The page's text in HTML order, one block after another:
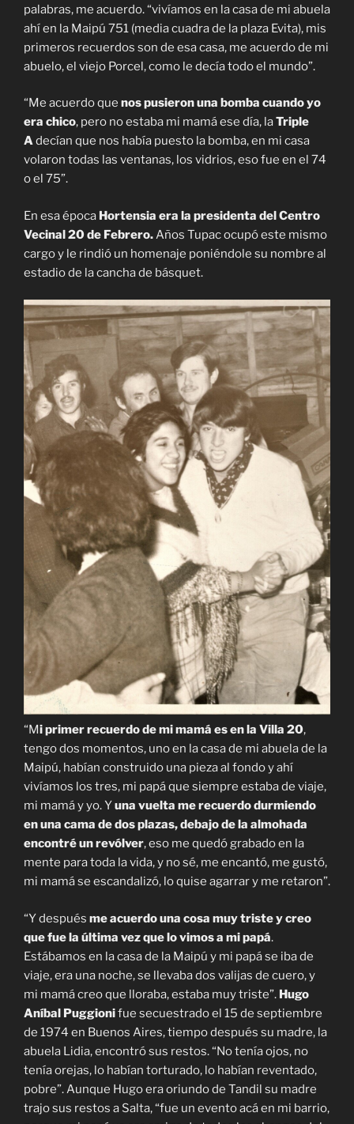
palabras, me acuerdo. “vivíamos en la casa de mi abuela
ahí en la Maipú 751 (media cuadra de la plaza Evita), mis
primeros recuerdos son de esa casa, me acuerdo de mi
abuelo, el viejo Porcel, como le decía todo el mundo”.
“Me acuerdo que nos pusieron una bomba cuando yo
era chico, pero no estaba mi mamá ese día, laTriple
Adecían que nos había puesto la bomba, en mi casa
volaron todas las ventanas, los vidrios, eso fue en el 74
o el 75”.
En esa época Hortensia era la presidenta del Centro
Vecinal 20 de Febrero.Años Tupac ocupó este mismo
cargo y le rindió un homenaje poniéndole su nombre al
estadio de la cancha de básquet.
“Mi primer recuerdo de mi mamá es en la Villa 20,
tengo dos momentos, uno en la casa de mi abuela de la
Maipú, habían construido una pieza al fondo y ahí
vivíamos los tres, mi papá que siempre estaba de viaje,
mi mamá y yo. Yuna vuelta me recuerdo durmiendo
en una cama de dos plazas, debajo de la almohada
encontré un revólver, eso me quedó grabado en la
mente para toda la vida, y no sé, me encantó, me gustó,
mi mamá se escandalizó, lo quise agarrar y me retaron”.
“Y después me acuerdo una cosa muy triste y creo
que fue la última vez que lo vimos a mi papá.
Estábamos en la casa de la Maipú y mi papá se iba de
viaje, era una noche, se llevaba dos valijas de cuero, y
mi mamá creo que lloraba, estaba muy triste”. Hugo
Aníbal Puggionifue secuestrado el 15 de septiembre
de 1974 en Buenos Aires, tiempo después su madre, la
abuela Lidia, encontró sus restos. “No tenía ojos, no
tenía orejas, lo habían torturado, lo habían reventado,
pobre”. Aunque Hugo era oriundo de Tandil su madre
trajo sus restos a Salta, “fue un evento acá en mi barrio,